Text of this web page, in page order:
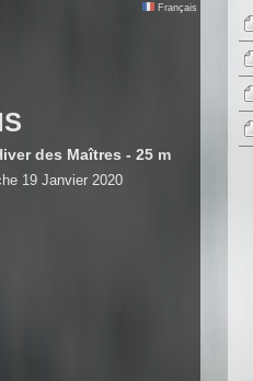
Français
des Maîtres - 25 m
19 Janvier 2020